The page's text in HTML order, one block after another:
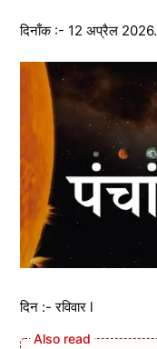
दिनाँक :- 12 अप्रैल 2026.
दिन :- रविवार l